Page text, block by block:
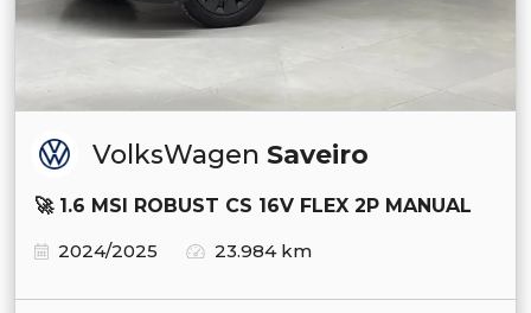
VolksWagen Saveiro
🚀 1.6 MSI ROBUST CS 16V FLEX 2P MANUAL
2024/2025
23.984 km